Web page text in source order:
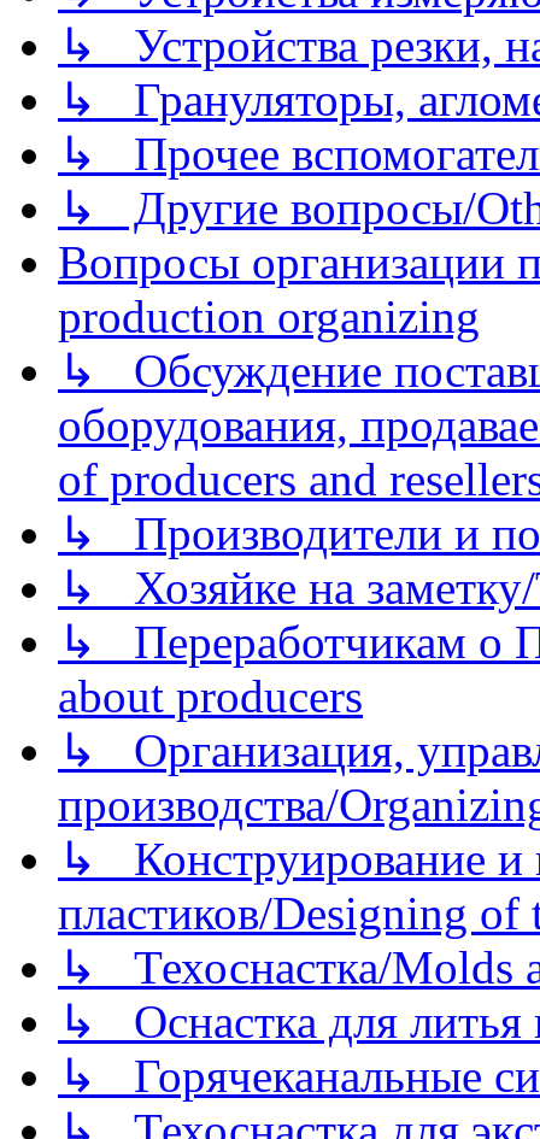
↳ Устройства резки,
↳ Грануляторы,
↳ Прочее
↳ Другие вопросы/
Вопросы организации
production organizing
↳ Обсуждение
оборудования,
of producers and
↳ Производители и
↳ Хозяйке на
↳ Переработчикам о
about producers
↳ Организация,
производства/
↳ Конструирование и
пластиков/Designing of
↳ Техоснастка/Molds
↳ Оснастка для литья
↳ Горячеканальные